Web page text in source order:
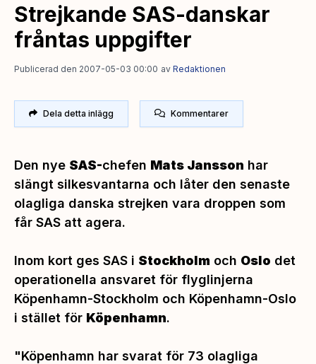
Strejkande SAS-danskar
fråntas uppgifter
Publicerad den 2007-05-03 00:00 av Redaktionen
Dela detta inlägg Kommentarer
Den nye SAS-chefen Mats Jansson har
slängt silkesvantarna och låter den senaste
olagliga danska strejken vara droppen som
får SAS att agera.
Inom kort ges SAS i Stockholm och Oslo det
operationella ansvaret för flyglinjerna
Köpenhamn-Stockholm och Köpenhamn-Oslo
i stället för Köpenhamn.
"Köpenhamn har svarat för 73 olagliga